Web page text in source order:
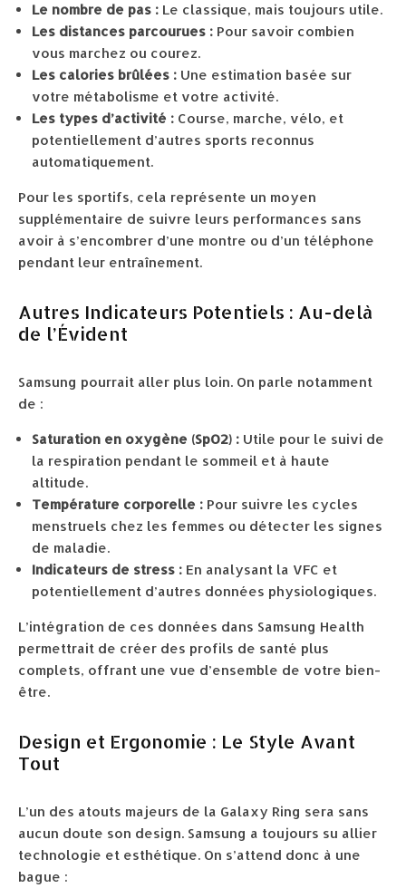
Le nombre de pas : Le classique, mais toujours utile.
Les distances parcourues : Pour savoir combien
vous marchez ou courez.
Les calories brûlées : Une estimation basée sur
votre métabolisme et votre activité.
Les types d’activité : Course, marche, vélo, et
potentiellement d’autres sports reconnus
automatiquement.
Pour les sportifs, cela représente un moyen
supplémentaire de suivre leurs performances sans
avoir à s’encombrer d’une montre ou d’un téléphone
pendant leur entraînement.
Autres Indicateurs Potentiels : Au-delà
de l’Évident
Samsung pourrait aller plus loin. On parle notamment
de :
Saturation en oxygène (SpO2) : Utile pour le suivi de
la respiration pendant le sommeil et à haute
altitude.
Température corporelle : Pour suivre les cycles
menstruels chez les femmes ou détecter les signes
de maladie.
Indicateurs de stress : En analysant la VFC et
potentiellement d’autres données physiologiques.
L’intégration de ces données dans Samsung Health
permettrait de créer des profils de santé plus
complets, offrant une vue d’ensemble de votre bien-
être.
Design et Ergonomie : Le Style Avant
Tout
L’un des atouts majeurs de la Galaxy Ring sera sans
aucun doute son design. Samsung a toujours su allier
technologie et esthétique. On s’attend donc à une
bague :